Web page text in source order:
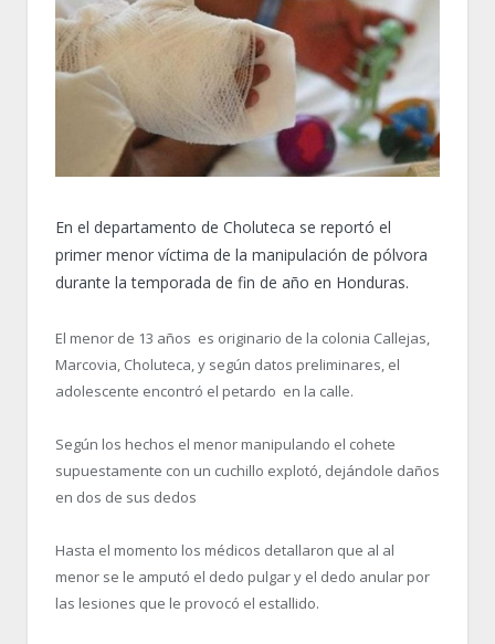
En el departamento de Choluteca se reportó el
primer menor víctima de la manipulación de pólvora
durante la temporada de fin de año en Honduras.
El menor de 13 años es originario de la colonia Callejas,
Marcovia, Choluteca, y según datos preliminares, el
adolescente encontró el petardo en la calle.
Según los hechos el menor manipulando el cohete
supuestamente con un cuchillo explotó, dejándole daños
en dos de sus dedos
Hasta el momento los médicos detallaron que al al
menor se le amputó el dedo pulgar y el dedo anular por
las lesiones que le provocó el estallido.